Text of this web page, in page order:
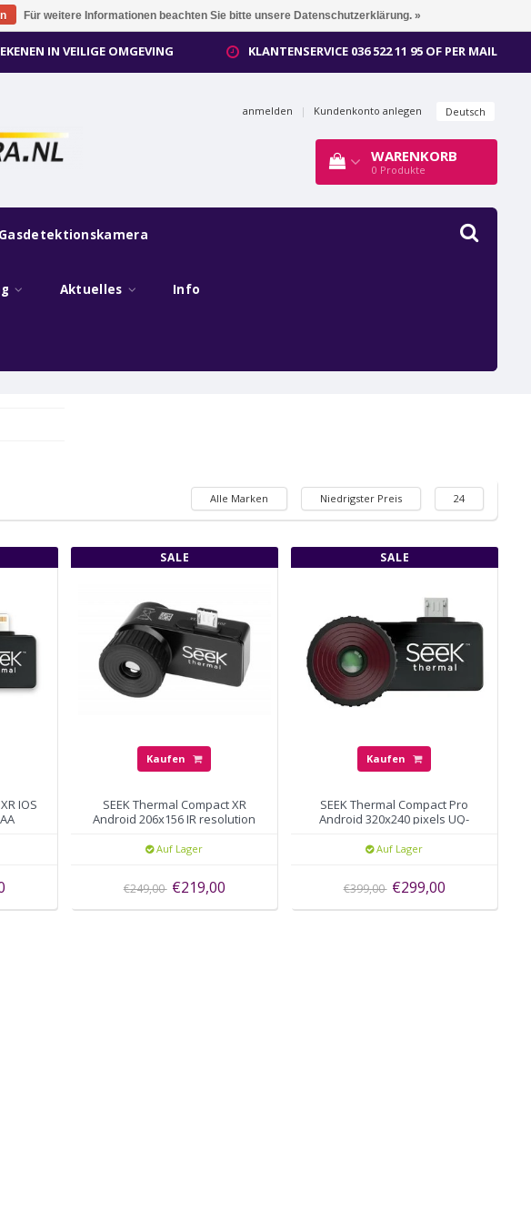
IN VEILIGE OMGEVING KLANTENSERVICE 036 522 11 95 OF PER MAIL
anmelden | Kundenkonto anlegen Deutsch
WARENKORB
0 Produkte
Gasdetektionskamera
Aktuelles Info
Alle Marken Niedrigster Preis 24
IOS
SALE
Kaufen
SEEK Thermal Compact XR
Android 206x156 IR resolution
Auf Lager
€249,00 €219,00
SALE
Kaufen
SEEK Thermal Compact Pro
Android 320x240 pixels UQ-
Auf Lager
€399,00 €299,00
Für weitere Informationen beachten Sie bitte unsere Datenschutzerklärung. »